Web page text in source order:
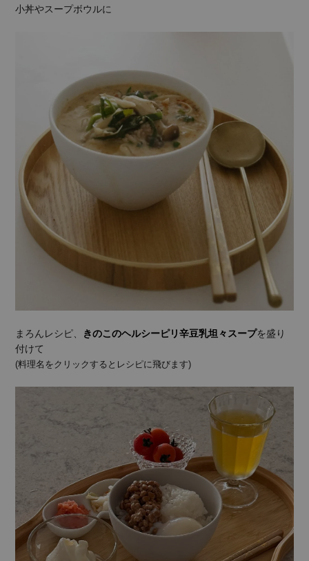
小丼やスープボウルに
まろんレシピ、 きのこのヘルシーピリ辛豆乳坦々スープを盛り
付けて
(料理名をクリックするとレシピに飛びます)